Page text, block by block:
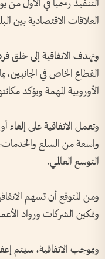
العلاقات الاقتصادية بين
وتهدف الاتفاقية إلى خلق
القطاع الخاص في الجانبين،
الأوروبية المهمة ويؤكد
وتعمل الاتفاقية على
واسعة من السلع
التوسع العالمي.
ومن المتوقع أن تسهم
وتمكين الشركات ورواد